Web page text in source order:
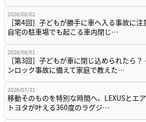
2026/08/02
［第4回］子どもが勝手に車へ入る事故に注
自宅の駐車場でも起こる車内閉じ…
2026/08/01
［第3回］子どもが車に閉じ込められたら？
ンロック事故に備えて家庭で教えた…
2026/07/31
移動そのものを特別な時間へ、LEXUSとエ
トヨタが叶える360度のラグジ…